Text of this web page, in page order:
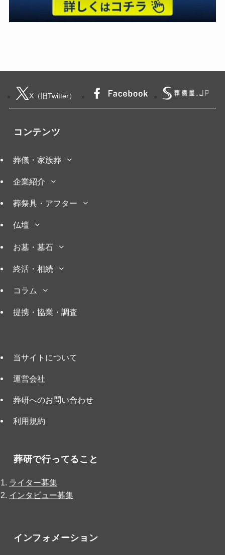
X（旧Twitter）
コンテンツ
葬儀・家族葬
企業紹介
葬祭具・アフター
仏壇
お墓・墓石
終活・相続
コラム
提携・協業・調査
当サイトについて
運営会社
葬研へのお問い合わせ
利用規約
葬研で行ってること
ライター募集
インタビュー募集
インフォメーション